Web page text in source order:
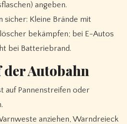
angeben.
sicher: Kleine Brände mit
bekämpfen; bei E-Autos
bei Batteriebrand.
der Autobahn
auf Pannenstreifen oder
anziehen, Warndreieck